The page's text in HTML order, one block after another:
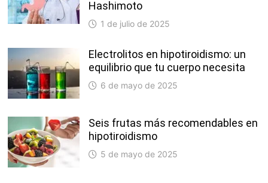
Hashimoto
1 de julio de 2025
Electrolitos en hipotiroidismo: un
equilibrio que tu cuerpo necesita
6 de mayo de 2025
Seis frutas más recomendables en
hipotiroidismo
5 de mayo de 2025